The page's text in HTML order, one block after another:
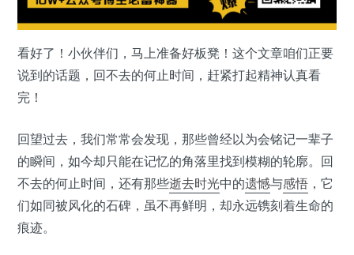
看好了！小伙伴们，马上准备好板凳！这个文章咱们正要
说到的话题，回不去的何止时间，赶紧打起精神认真看
完！
回望过去，我们常常会发现，那些曾经以为会铭记一辈子
的瞬间，如今却只能在记忆的角落里找到模糊的轮廓。回
不去的何止时间，还有那些逝去时光中的遗憾与感悟 ，它
们如同被风化的石碑，虽不再鲜明，却永远镌刻着生命的
痕迹。